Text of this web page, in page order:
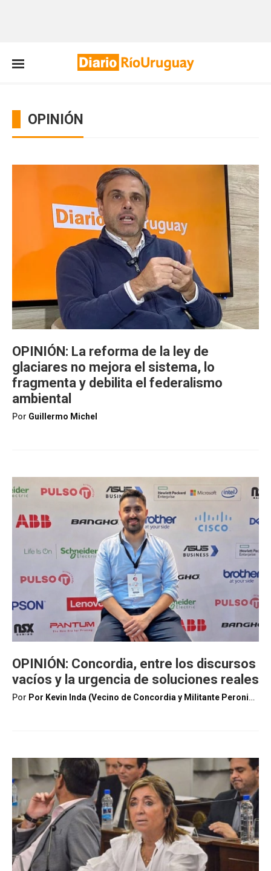
OPINIÓN
OPINIÓN: La reforma de la ley de
glaciares no mejora el sistema, lo
fragmenta y debilita el federalismo
ambiental
Por Guillermo Michel
OPINIÓN: Concordia, entre los discursos
vacíos y la urgencia de soluciones reales
Por Por Kevin Inda (Vecino de Concordia y Militante Peronist